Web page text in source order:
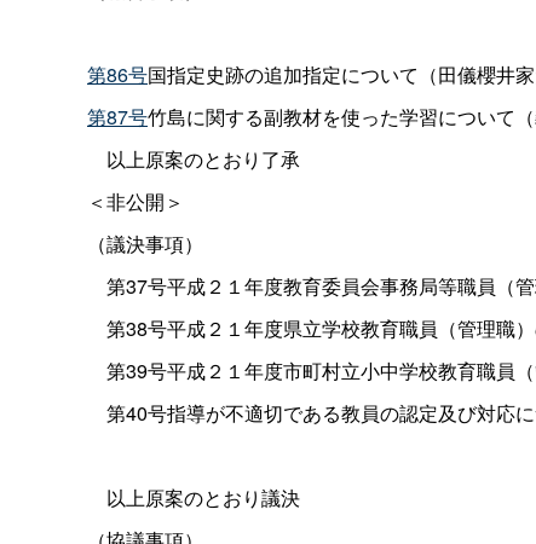
第86号国指定史跡の追加指定について（田儀櫻井
第87号竹島に関する副教材を使った学習について（
以上原案のとおり了承
＜非公開＞
（議決事項）
第37号平成２１年度教育委員会事務局等職員（
第38号平成２１年度県立学校教育職員（管理職
第39号平成２１年度市町村立小中学校教育職員
第40号指導が不適切である教員の認定及び対応に
以上原案のとおり議決